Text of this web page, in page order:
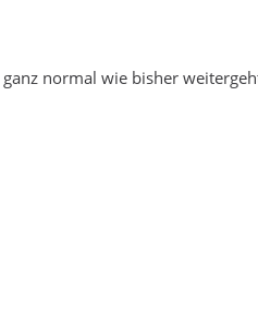
normal wie bisher